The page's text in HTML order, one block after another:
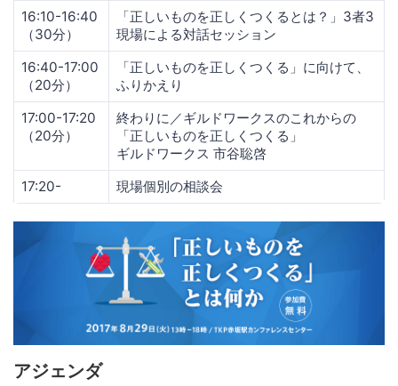
16:10-16:40
（30分）
「正しいものを正しくつくるとは？」3者3
現場による対話セッション
16:40-17:00
（20分）
「正しいものを正しくつくる」に向けて、
ふりかえり
17:00-17:20
（20分）
終わりに／ギルドワークスのこれからの
「正しいものを正しくつくる」
ギルドワークス 市谷聡啓
17:20-
現場個別の相談会
アジェンダ